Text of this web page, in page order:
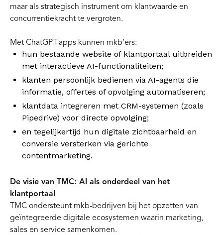
maar als strategisch instrument om klantwaarde en
concurrentiekracht te vergroten.
Met ChatGPT-apps kunnen mkb’ers:
hun bestaande website of klantportaal uitbreiden
met interactieve AI-functionaliteiten;
klanten persoonlijk bedienen via AI-agents die
informatie, offertes of opvolging automatiseren;
klantdata integreren met CRM-systemen (zoals
Pipedrive) voor directe opvolging;
en tegelijkertijd hun digitale zichtbaarheid en
conversie versterken via gerichte
contentmarketing.
De visie van TMC: AI als onderdeel van het
klantportaal
TMC ondersteunt mkb-bedrijven bij het opzetten van
geïntegreerde digitale ecosystemen waarin marketing,
sales en service samenkomen.